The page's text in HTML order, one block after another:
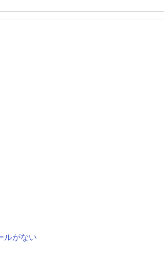
ルがない